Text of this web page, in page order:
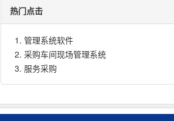
热门点击
管理系统软件
采购车间现场管理系统
服务采购